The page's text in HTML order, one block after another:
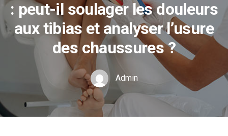
: peut-il soulager les douleurs
aux tibias et analyser l’usure
des chaussures ?
Admin